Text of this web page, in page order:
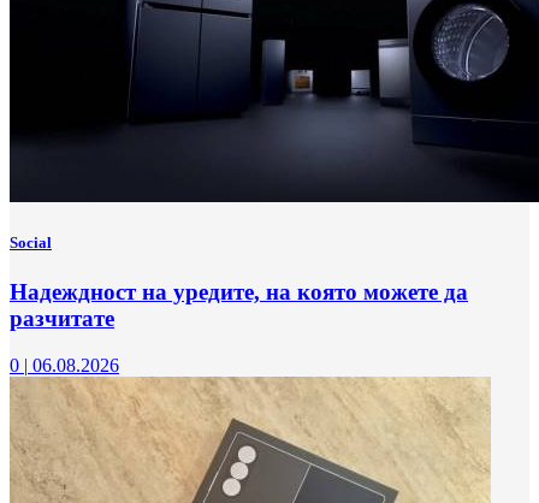
Social
Надеждност на уредите, на която можете да
разчитате
0 | 06.08.2026